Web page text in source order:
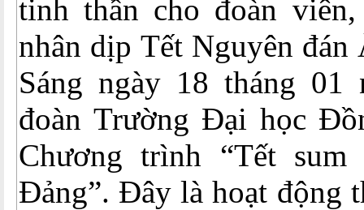
tinh thần cho đoàn
nhân dịp Tết Nguyên
Sáng ngày 18 tháng 01
đoàn Trường Đại học
Chương trình “Tết
Đảng”. Đây là hoạt động